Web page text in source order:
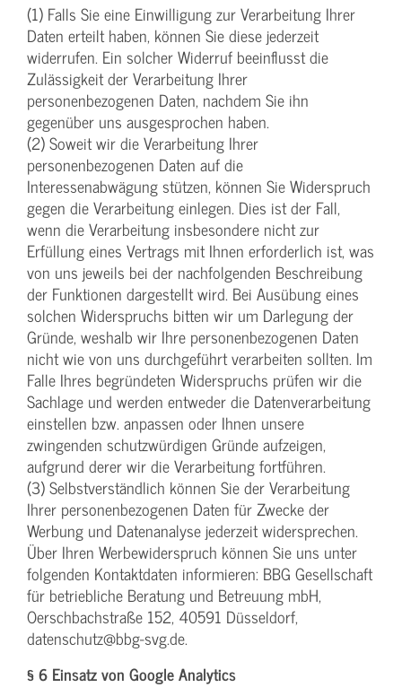
(1) Falls Sie eine Einwilligung zur Verarbeitung Ihrer
Daten erteilt haben, können Sie diese jederzeit
widerrufen. Ein solcher Widerruf beeinflusst die
Zulässigkeit der Verarbeitung Ihrer
personenbezogenen Daten, nachdem Sie ihn
gegenüber uns ausgesprochen haben.
(2) Soweit wir die Verarbeitung Ihrer
personenbezogenen Daten auf die
Interessenabwägung stützen, können Sie Widerspruch
gegen die Verarbeitung einlegen. Dies ist der Fall,
wenn die Verarbeitung insbesondere nicht zur
Erfüllung eines Vertrags mit Ihnen erforderlich ist, was
von uns jeweils bei der nachfolgenden Beschreibung
der Funktionen dargestellt wird. Bei Ausübung eines
solchen Widerspruchs bitten wir um Darlegung der
Gründe, weshalb wir Ihre personenbezogenen Daten
nicht wie von uns durchgeführt verarbeiten sollten. Im
Falle Ihres begründeten Widerspruchs prüfen wir die
Sachlage und werden entweder die Datenverarbeitung
einstellen bzw. anpassen oder Ihnen unsere
zwingenden schutzwürdigen Gründe aufzeigen,
aufgrund derer wir die Verarbeitung fortführen.
(3) Selbstverständlich können Sie der Verarbeitung
Ihrer personenbezogenen Daten für Zwecke der
Werbung und Datenanalyse jederzeit widersprechen.
Über Ihren Werbewiderspruch können Sie uns unter
folgenden Kontaktdaten informieren: BBG Gesellschaft
für betriebliche Beratung und Betreuung mbH,
Oerschbachstraße 152, 40591 Düsseldorf,
datenschutz@bbg-svg.de.
§ 6 Einsatz von Google Analytics